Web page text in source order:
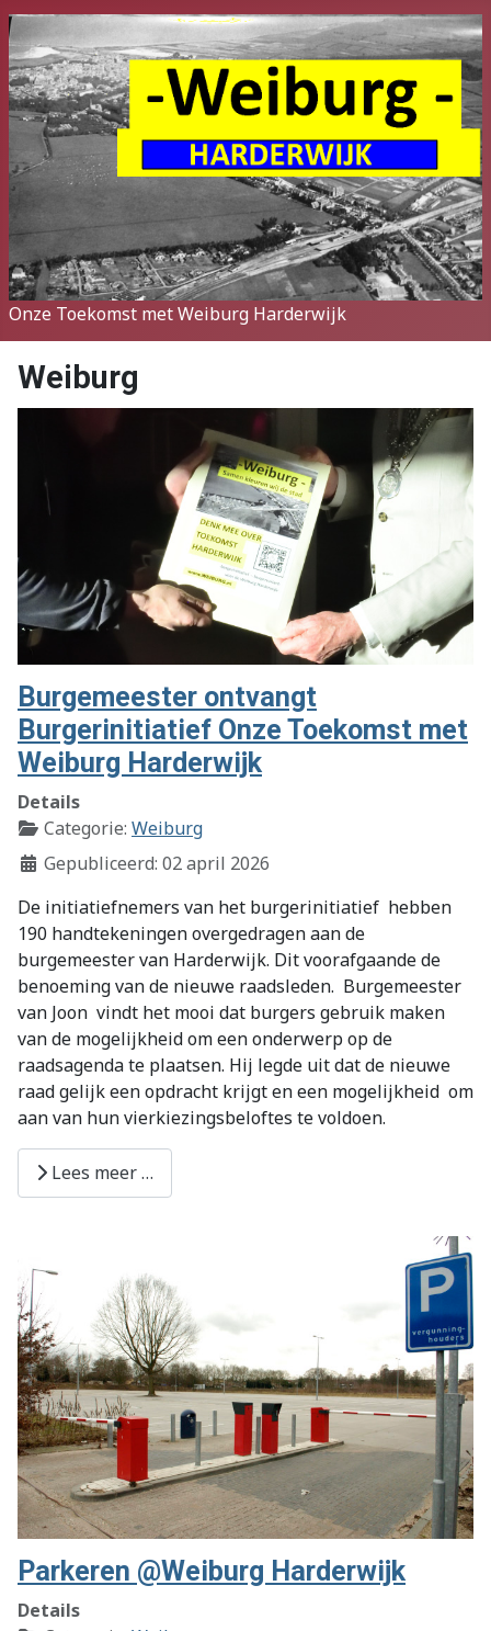
Onze Toekomst met Weiburg Harderwijk
Weiburg
Burgemeester ontvangt
Burgerinitiatief Onze Toekomst met
Weiburg Harderwijk
Details
Categorie: Weiburg
Gepubliceerd: 02 april 2026
De initiatiefnemers van het burgerinitiatief hebben
190 handtekeningen overgedragen aan de
burgemeester van Harderwijk. Dit voorafgaande de
benoeming van de nieuwe raadsleden. Burgemeester
van Joon vindt het mooi dat burgers gebruik maken
van de mogelijkheid om een onderwerp op de
raadsagenda te plaatsen. Hij legde uit dat de nieuwe
raad gelijk een opdracht krijgt en een mogelijkheid om
aan van hun vierkiezingsbeloftes te voldoen.
Lees meer …
Parkeren @Weiburg Harderwijk
Details